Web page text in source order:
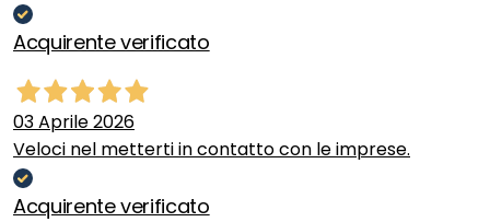
Acquirente verificato
03 Aprile 2026
Veloci nel metterti in contatto con le imprese.
Acquirente verificato